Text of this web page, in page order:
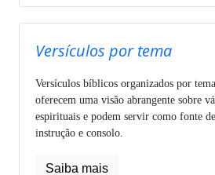
Versículos por tema
Versículos bíblicos organizados por
oferecem uma visão abrangente sobre
espirituais e podem servir como fonte
instrução e consolo.
Saiba mais